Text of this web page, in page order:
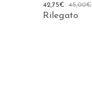
45,00€
42,75€
Rilegato